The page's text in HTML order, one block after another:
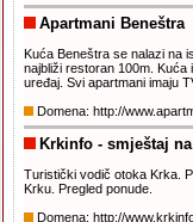
Apartmani Beneštra
Kuća Beneštra se nalazi na
najbliži restoran 100m. Kuća
uređaj. Svi apartmani imaju
Domena: http://
Krkinfo - smještaj
Turistički vodič otoka Krka.
Krku. Pregled ponude.
Domena: http://